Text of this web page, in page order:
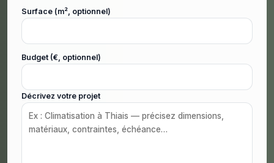
Surface (m², optionnel)
Budget (€, optionnel)
Décrivez votre projet